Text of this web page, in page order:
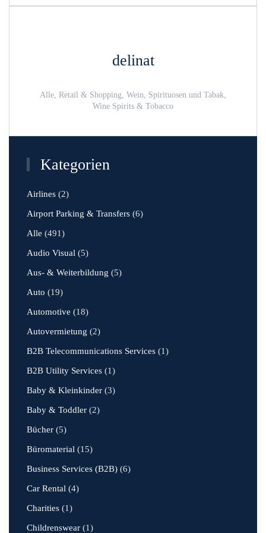
delinat
Alle, Retail & Shopping, Wein, Spirituosen und Tabak,
Wine Spirits & Tobacco
Kategorien
Airlines (2)
Airport Parking & Transfers (6)
Alle (491)
Audio Visual (5)
Aus- & Weiterbildung (5)
Auto (19)
Automotive (18)
Autovermietung (2)
B2B Telecommunications Services (1)
B2B Utility Services (1)
Baby & Kleinkinder (3)
Baby & Toddler (2)
Bücher (5)
Büromaterial (15)
Business Services (B2B) (6)
Car Rental (4)
Charities (1)
Childrenswear (1)